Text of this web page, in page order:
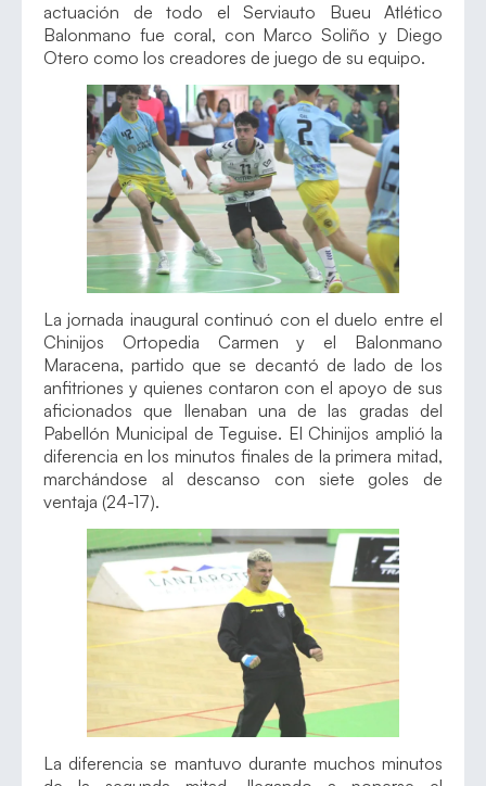
actuación de todo el Serviauto Bueu Atlético
Balonmano fue coral, con Marco Soliño y Diego
Otero como los creadores de juego de su equipo.
La jornada inaugural continuó con el duelo entre el
Chinijos Ortopedia Carmen y el Balonmano
Maracena, partido que se decantó de lado de los
anfitriones y quienes contaron con el apoyo de sus
aficionados que llenaban una de las gradas del
Pabellón Municipal de Teguise. El Chinijos amplió la
diferencia en los minutos finales de la primera mitad,
marchándose al descanso con siete goles de
ventaja (24-17).
La diferencia se mantuvo durante muchos minutos